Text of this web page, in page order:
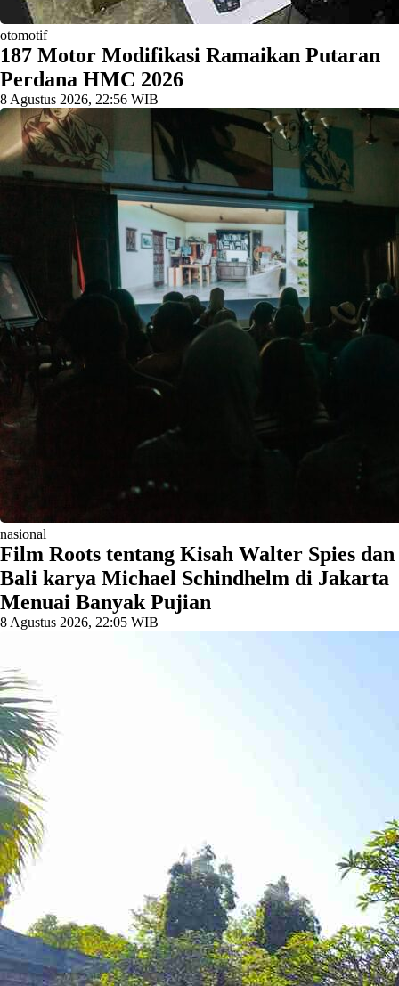
otomotif
187 Motor Modifikasi Ramaikan Putaran
Perdana HMC 2026
8 Agustus 2026, 22:56 WIB
nasional
Film Roots tentang Kisah Walter Spies dan
Bali karya Michael Schindhelm di Jakarta
Menuai Banyak Pujian
8 Agustus 2026, 22:05 WIB